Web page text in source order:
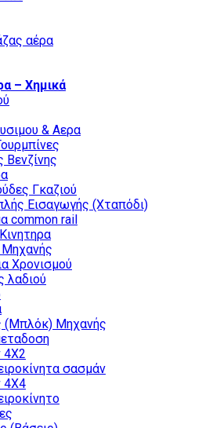
αέρα
– Χημικά
& Αερα
Βενζίνης
Γκαζιού
Εισαγωγής (Χταπόδι)
common rail
Μηχανής
Χρονισμού
λαδιού
(Μπλόκ) Μηχανής
4Χ2
σασμάν
4Χ4